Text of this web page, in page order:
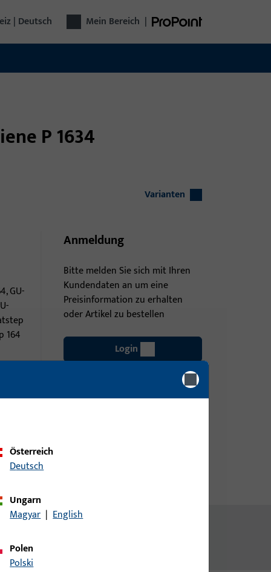
| Deutsch Mein Bereich |
P 1634
Varianten
GU-
164
Anmeldung
Bitte melden Sie sich mit Ihren
Kundendaten an um eine
Preisinformation zu erhalten
oder Artikel zu bestellen
Login
Österreich
Deutsch
Ungarn
Magyar | English
Polen
Polski